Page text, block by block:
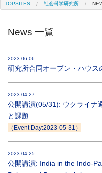
TOPSITES 社会科学研究所
News 一覧
2023-06-06
研究所合同オープン・ハウス
2023-04-27
公開講演(05/31): ウクライナ
と課題
（Event Day:2023-05-31）
2023-04-25
公開講演: India in the Indo-